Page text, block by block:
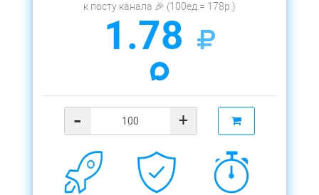
к посту канала 🎉 (100ед.= 178р.)
1.78
- +